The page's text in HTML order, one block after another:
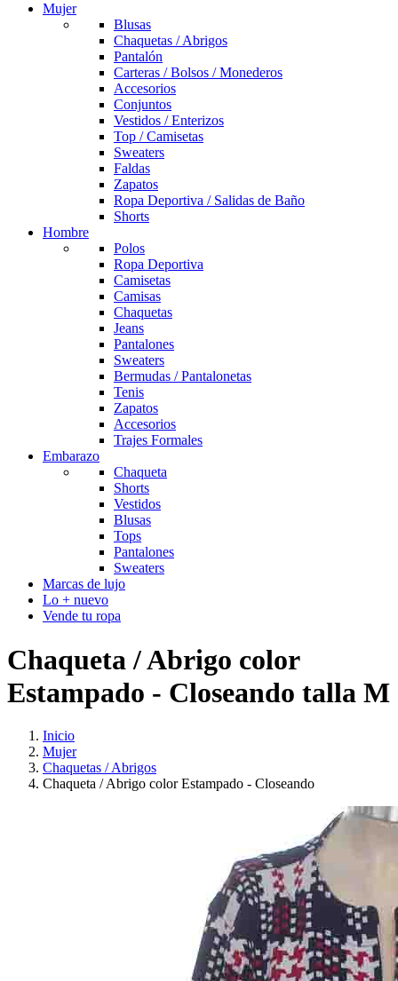
Mujer
Blusas
Chaquetas / Abrigos
Pantalón
Carteras / Bolsos / Monederos
Accesorios
Conjuntos
Vestidos / Enterizos
Top / Camisetas
Sweaters
Faldas
Zapatos
Ropa Deportiva / Salidas de Baño
Shorts
Hombre
Polos
Ropa Deportiva
Camisetas
Camisas
Chaquetas
Jeans
Pantalones
Sweaters
Bermudas / Pantalonetas
Tenis
Zapatos
Accesorios
Trajes Formales
Embarazo
Chaqueta
Shorts
Vestidos
Blusas
Tops
Pantalones
Sweaters
Marcas de lujo
Lo + nuevo
Vende tu ropa
Chaqueta / Abrigo color
Estampado - Closeando talla M
Inicio
Mujer
Chaquetas / Abrigos
Chaqueta / Abrigo color Estampado - Closeando